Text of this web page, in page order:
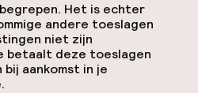
Het is echter
andere toeslagen
niet zijn
betaalt deze toeslagen
aankomst in je